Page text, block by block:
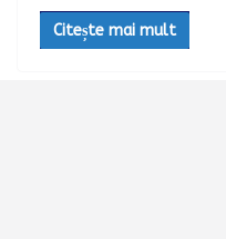
Citește mai mult